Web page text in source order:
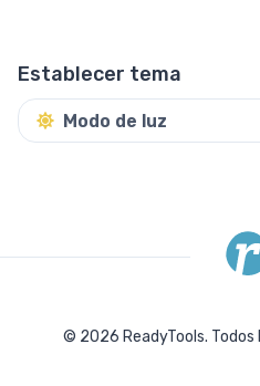
Establecer tema
Modo de luz
© 2026 ReadyTools. Todos